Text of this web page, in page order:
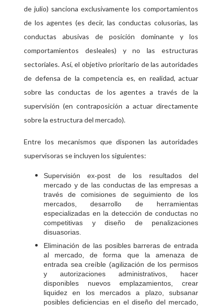
de julio) sanciona exclusivamente los comportamientos
de los agentes (es decir, las conductas colusorias, las
conductas abusivas de posición dominante y los
comportamientos desleales) y no las estructuras
sectoriales. Así, el objetivo prioritario de las autoridades
de defensa de la competencia es, en realidad, actuar
sobre las conductas de los agentes a través de la
supervisión (en contraposición a actuar directamente
sobre la estructura del mercado).
Entre los mecanismos que disponen las autoridades
supervisoras se incluyen los siguientes:
Supervisión ex-post de los resultados del
mercado y de las conductas de las empresas a
través de comisiones de seguimiento de los
mercados, desarrollo de herramientas
especializadas en la detección de conductas no
competitivas y diseño de penalizaciones
disuasorias.
Eliminación de las posibles barreras de entrada
al mercado, de forma que la amenaza de
entrada sea creíble (agilización de los permisos
y autorizaciones administrativos, hacer
disponibles nuevos emplazamientos, crear
liquidez en los mercados a plazo, subsanar
posibles deficiencias en el diseño del mercado,